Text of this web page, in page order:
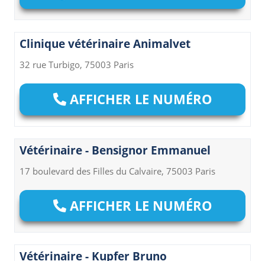
Clinique vétérinaire Animalvet
32 rue Turbigo, 75003 Paris
AFFICHER LE NUMÉRO
Vétérinaire - Bensignor Emmanuel
17 boulevard des Filles du Calvaire, 75003 Paris
AFFICHER LE NUMÉRO
Vétérinaire - Kupfer Bruno